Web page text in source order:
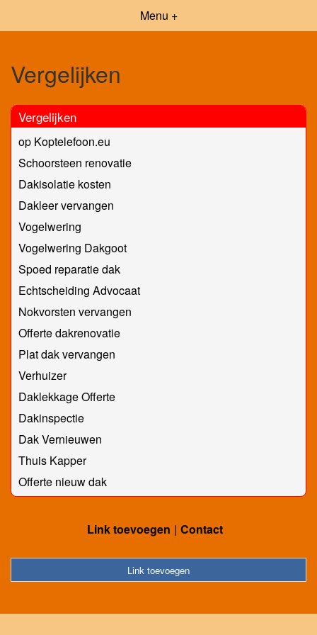
Menu +
Vergelijken
Vergelijken
op Koptelefoon.eu
Schoorsteen renovatie
Dakisolatie kosten
Dakleer vervangen
Vogelwering
Vogelwering Dakgoot
Spoed reparatie dak
Echtscheiding Advocaat
Nokvorsten vervangen
Offerte dakrenovatie
Plat dak vervangen
Verhuizer
Daklekkage Offerte
Dakinspectie
Dak Vernieuwen
Thuis Kapper
Offerte nieuw dak
Link toevoegen Contact
Link toevoegen